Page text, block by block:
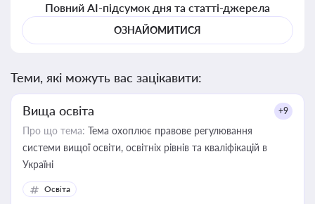
Повний AI-підсумок дня та статті-джерела
ОЗНАЙОМИТИСЯ
Теми, які можуть вас зацікавити:
Вища освіта +9
Про що тема: Тема охоплює правове регулювання
системи вищої освіти, освітніх рівнів та кваліфікацій в
Україні
Освіта